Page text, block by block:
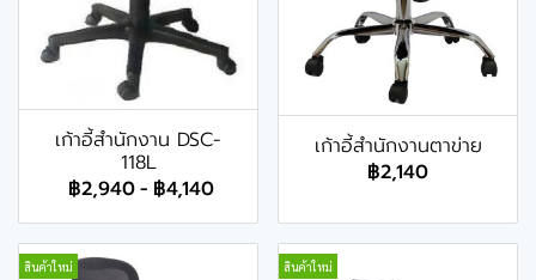
เก้าอี้สำนักงาน DSC-
118L
฿2,940- ฿4,140
เก้าอี้สำนักงานตาข่าย
฿2,140
สินค้าใหม่ สินค้าใหม่